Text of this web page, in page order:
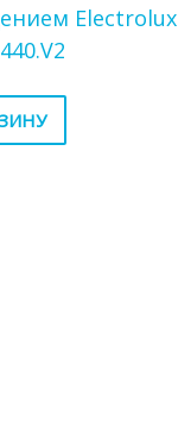
Electrolux